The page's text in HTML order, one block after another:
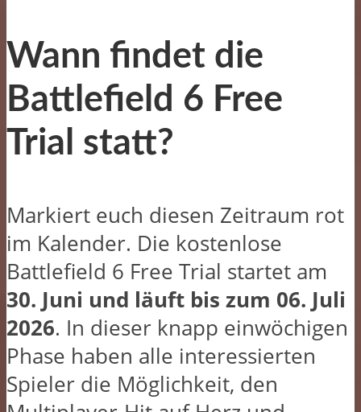
Wann findet die
Battlefield 6 Free
Trial statt?
Markiert euch diesen Zeitraum rot
im Kalender. Die kostenlose
Battlefield 6 Free Trial startet am
30. Juni und läuft bis zum 06. Juli
2026. In dieser knapp einwöchigen
Phase haben alle interessierten
Spieler die Möglichkeit, den